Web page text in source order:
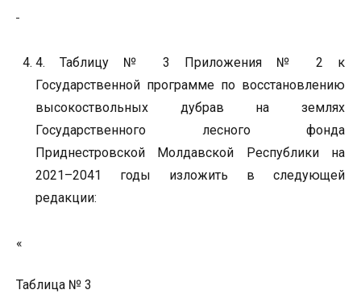
4. Таблицу № 3 Приложения № 2 к
Государственной программе по восстановлению
высокоствольных дубрав на землях
Государственного лесного фонда
Приднестровской Молдавской Республики на
2021–2041 годы изложить в следующей
редакции:
«
Таблица № 3